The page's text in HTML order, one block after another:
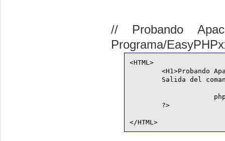
// Probando
Programa/
<HTML>
<H1>Probando
Salida del
        ?>
</HTML>